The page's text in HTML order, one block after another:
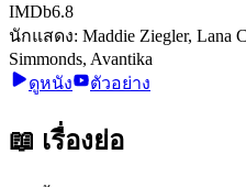
IMDb6.8
นักแสดง: Maddie Ziegler, Lana
Simmonds, Avantika
ดูหนัง
ตัวอย่าง
📖 เรื่องย่อ